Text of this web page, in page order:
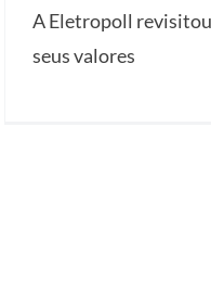
A Eletropoll
seus valores